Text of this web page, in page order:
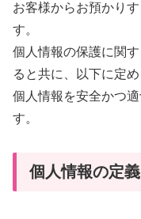
お客様からお預かり
す。
個人情報の保護に関
ると共に、以下に定
個人情報を安全かつ
す。
個人情報の定義